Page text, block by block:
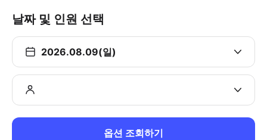
날짜 및 인원 선택
2026.08.09(일)
옵션 조회하기